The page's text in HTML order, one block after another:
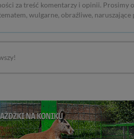
za treść komentarzy i opinii. Prosimy
wulgarne, obraźliwe, naruszające